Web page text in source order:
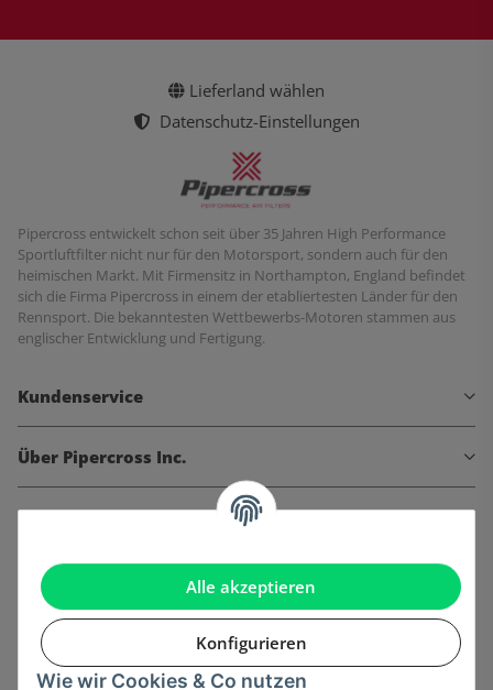
Alle akzeptieren
Konfigurieren
Wie wir Cookies & Co nutzen
Lieferland wählen
Datenschutz-Einstellungen
Pipercross entwickelt schon seit über 35 Jahren High Performance
Sportluftfilter nicht nur für den Motorsport, sondern auch für den
heimischen Markt. Mit Firmensitz in Northampton, England befindet
sich die Firma Pipercross in einem der etabliertesten Länder für den
Rennsport. Die bekanntesten Wettbewerbs-Motoren stammen aus
englischer Entwicklung und Fertigung.
Kundenservice
Über Pipercross Inc.
Informationen
Gesetzliche Informationen